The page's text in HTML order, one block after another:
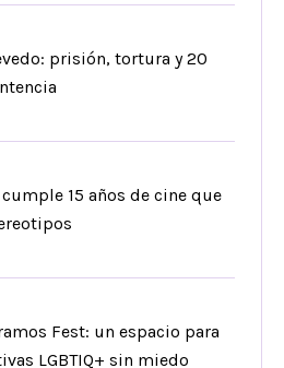
prisión, tortura y 20
cumple 15 años de cine que
Fest: un espacio para
LGBTIQ+ sin miedo